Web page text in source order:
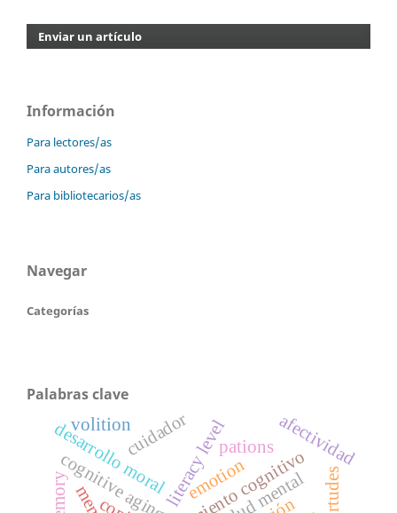
Enviar un artículo
Información
Para lectores/as
Para autores/as
Para bibliotecarios/as
Navegar
Categorías
Palabras clave
cognitive agingliteracy level
desarrollo moral emotion
cuidador afectividad
virtudes
pations
volition